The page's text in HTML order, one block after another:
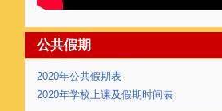
公共假期
2020年公共假期表
2020年学校上课及假期时间表